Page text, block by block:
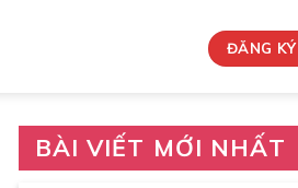
ĐĂNG KÝ
BÀI VIẾT MỚI NHẤT